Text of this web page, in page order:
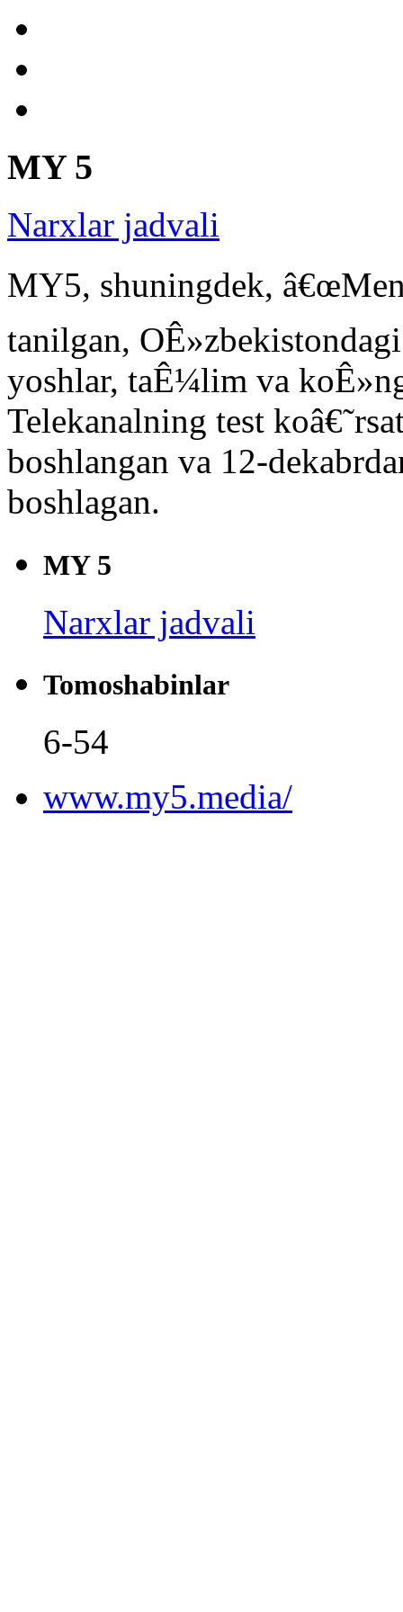
MY 5
Narxlar jadvali
MY5, shuningdek,
tanilgan,
yoshlar, taÊ¼lim va
Telekanalning test
boshlangan va 12-
boshlagan.
MY 5
Narxlar jadvali
Tomoshabinlar
6-54
www.my5.media/